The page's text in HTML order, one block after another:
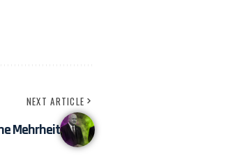
NEXT ARTICLE
Mehrheit